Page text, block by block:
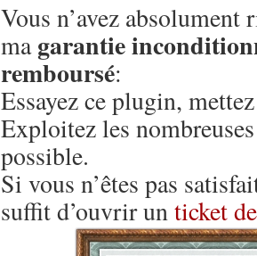
Vous n’avez absolument
magarantie
remboursé:
Essayez ce plugin,
Exploitez les
possible.
Si vous n’êtes pas
suffit d’ouvrir unticket